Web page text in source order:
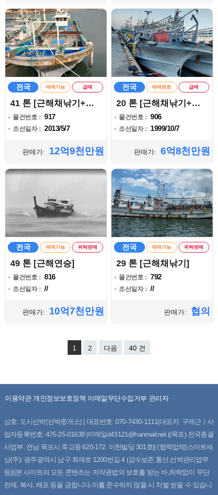
전국 매매가능 급매
41 톤 [근해채낚기+자망]
물건번호 : 917
조선일자 : 2013/5/7
판매가: 12억9천만원
전국 매매완료 급매
20 톤 [근해채낚기+자망]
물건번호 : 906
조선일자 : 1999/10/7
판매가: 6억8천만원
전국 매매가능 위탁판매
49 톤 [근해연승]
물건번호 : 816
조선일자 : //
판매가: 10억7천만원
전국 매매가능 위탁판매
29 톤 [근해채낚기]
물건번호 : 792
조선일자 : //
판매가: 협의
1 2 다음 40 건
이용약관 개인정보보호정책 이메일무단수집거부 관리자
상호: 도시선박(선박중개소) | 대표번호: 070-7430-1111|대표자: 구제근ㅣ사
업자등록번호: 475-25-01638 |이메일d43121@hanmail.net |(목포) 전국총괄
사업부: 전남 목포시 죽교동 620-172. 이한빌딩 301호|| (협력업체)스마트세
상(주): 광주광역시 남구 회재로 1200번길 4 (감수보존,통선,선박관리업무
등)||본 사이트의 모든 콘텐츠는 저작권법의 보호를 받는 바,허락없이 무단
전재, 복사, 배포 등을 금합니다.이를 준수하지 않을 시 처벌 받을 수 있습니